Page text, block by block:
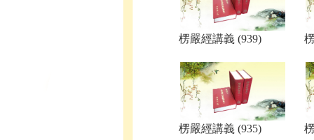
楞嚴經講義 (939)
楞嚴經講義 (935)